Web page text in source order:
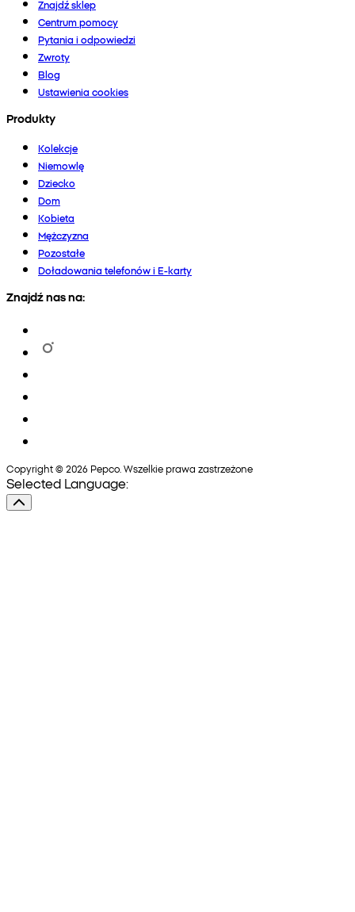
Znajdź sklep
Centrum pomocy
Pytania i odpowiedzi
Zwroty
Blog
Ustawienia cookies
Produkty
Kolekcje
Niemowlę
Dziecko
Dom
Kobieta
Mężczyzna
Pozostałe
Doładowania telefonów i E-karty
Znajdź nas na:
Copyright © 2026 Pepco. Wszelkie prawa zastrzeżone
Selected Language: